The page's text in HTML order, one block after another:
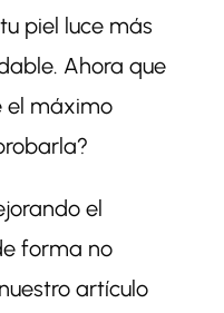
piel luce más
Ahora que
el máximo
el
forma no
artículo